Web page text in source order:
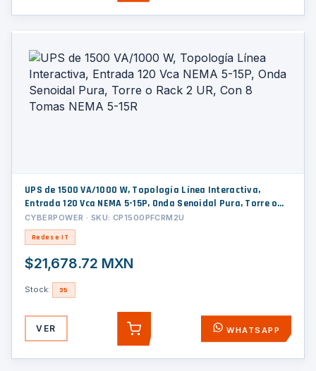
UPS de 1500 VA/1000 W, Topología Línea Interactiva,
Entrada 120 Vca NEMA 5-15P, Onda Senoidal Pura, Torre o
Rack 2 UR, Con 8 Tomas NEMA 5-15R
CYBERPOWER · SKU: CP1500PFCRM2U
Redes e IT
$21,678.72 MXN
Stock: 35
VER AGREGAR WHATSAPP